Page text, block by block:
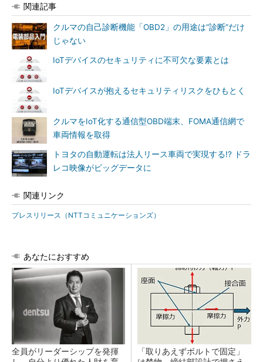
関連記事
クルマの自己診断機能「OBD2」の用途は“診断”だけ
じゃない
IoTデバイスのセキュリティに不可欠な要素とは
IoTデバイスが抱えるセキュリティリスクをひもとく
クルマをIoT化する通信型OBD端末、FOMA通信網で
車両情報を取得
トヨタの自動運転は法人リース車両で実現する!? ドラ
レコ映像がビッグデータに
関連リンク
プレスリリース（NTTコミュニケーションズ）
あなたにおすすめ
全員がリーダーシップを発揮
「取りあえずボルトで固定」